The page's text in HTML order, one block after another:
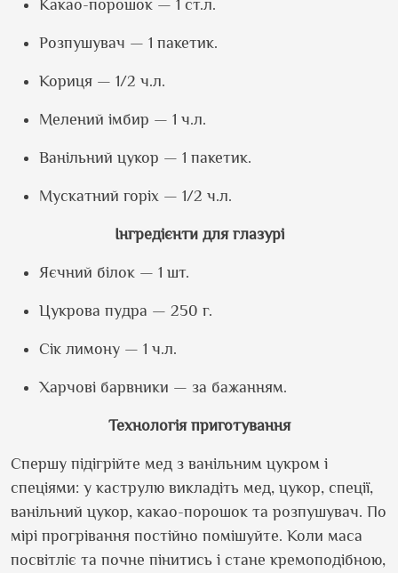
Какао-порошок — 1 ст.л.
Розпушувач — 1 пакетик.
Кориця — 1/2 ч.л.
Мелений імбир — 1 ч.л.
Ванільний цукор — 1 пакетик.
Мускатний горіх — 1/2 ч.л.
Інгредієнти для глазурі
Яєчний білок — 1 шт.
Цукрова пудра — 250 г.
Сік лимону — 1 ч.л.
Харчові барвники — за бажанням.
Технологія приготування
Спершу підігрійте мед з ванільним цукром і
спеціями: у каструлю викладіть мед, цукор, спеції,
ванільний цукор, какао-порошок та розпушувач. По
мірі прогрівання постійно помішуйте. Коли маса
посвітліє та почне пінитись і стане кремоподібною,